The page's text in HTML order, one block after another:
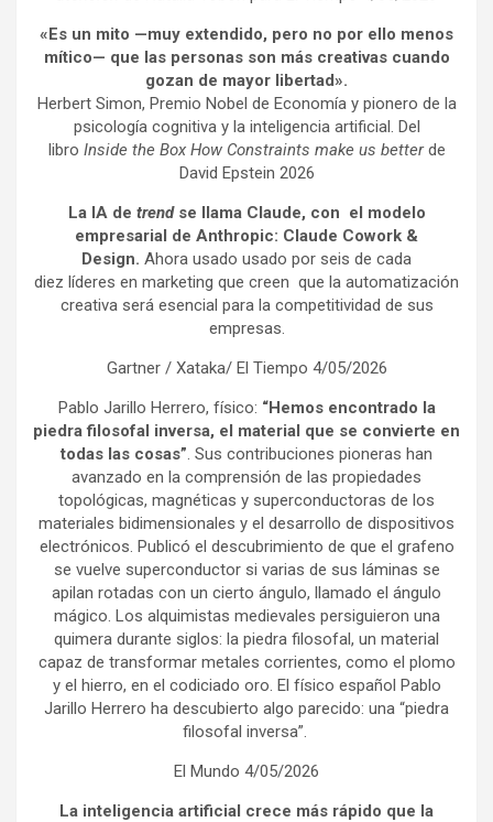
«Es un mito —muy extendido, pero no por ello menos
mítico— que las personas son más creativas cuando
gozan de mayor libertad».
Herbert Simon, Premio Nobel de Economía y pionero de la
psicología cognitiva y la inteligencia artificial. Del
libro Inside the Box How Constraints make us betterde
David Epstein 2026
La IA de trendse llama Claude, con el modelo
empresarial de Anthropic: Claude Cowork &
Design. Ahora usado usado por seis de cada
diez líderes en marketing que creen que la automatización
creativa será esencial para la competitividad de sus
empresas.
Gartner / Xataka/ El Tiempo 4/05/2026
Pablo Jarillo Herrero, físico: “Hemos encontrado la
piedra filosofal inversa, el material que se convierte en
todas las cosas”. Sus contribuciones pioneras han
avanzado en la comprensión de las propiedades
topológicas, magnéticas y superconductoras de los
materiales bidimensionales y el desarrollo de dispositivos
electrónicos. Publicó el descubrimiento de que el grafeno
se vuelve superconductor si varias de sus láminas se
apilan rotadas con un cierto ángulo, llamado el ángulo
mágico. Los alquimistas medievales persiguieron una
quimera durante siglos: la piedra filosofal, un material
capaz de transformar metales corrientes, como el plomo
y el hierro, en el codiciado oro. El físico español Pablo
Jarillo Herrero ha descubierto algo parecido: una “piedra
filosofal inversa”.
El Mundo 4/05/2026
La inteligencia artificial crece más rápido que la